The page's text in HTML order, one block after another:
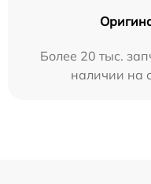
Более 20 тыс.
наличии на